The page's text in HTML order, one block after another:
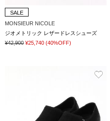
SALE
MONSIEUR NICOLE
ジオメトリック レザードレスシューズ
¥42,900 ¥25,740 (40%OFF)